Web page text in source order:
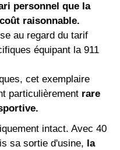
personnel que la
raisonnable.
au regard du tarif
équipant la 911
cet exemplaire
particulièrement rare
intact. Avec 40
sa sortie d'usine, la